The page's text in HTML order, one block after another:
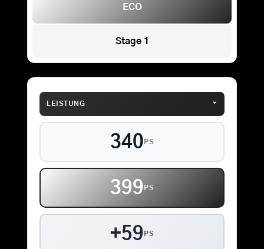
ECO
Stage 1
LEISTUNG ⌄
340 PS
399 PS
+59 PS